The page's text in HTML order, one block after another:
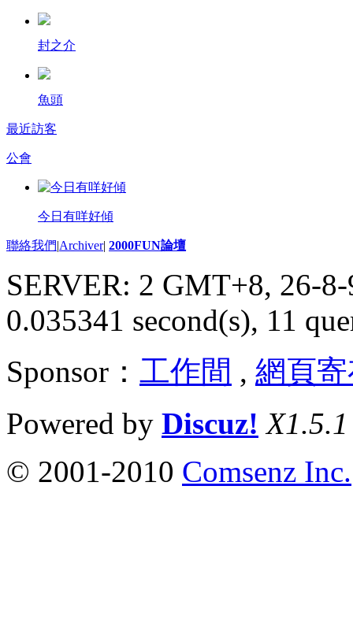
封之介
魚頭
最近訪客
公會
今日有咩好傾
聯絡我們|Archiver| 2000FUN論壇
SERVER: 2 GMT+8, 26-
0.035341 second(s), 11
Sponsor： 工作間 , 網頁
Powered by Discuz! X1.5.1
© 2001-2010 Comsenz Inc.